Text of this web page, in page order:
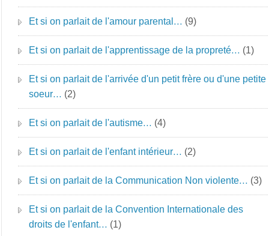
Et si on parlait de l'amour parental… (9)
Et si on parlait de l'apprentissage de la propreté… (1)
Et si on parlait de l'arrivée d'un petit frère ou d'une petite
soeur… (2)
Et si on parlait de l'autisme… (4)
Et si on parlait de l'enfant intérieur… (2)
Et si on parlait de la Communication Non violente… (3)
Et si on parlait de la Convention Internationale des
droits de l'enfant… (1)